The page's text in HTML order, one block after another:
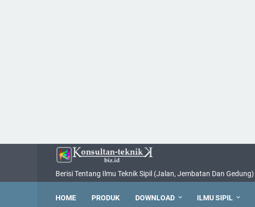
Berisi Tentang Ilmu Teknik Sipil (Jalan, Jembatan Dan Gedung)
HOME PRODUK DOWNLOAD ILMU SIPIL